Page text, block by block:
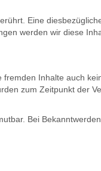
Eine
werden wir diese
Inhalte auch
zum Zeitpunkt der
Bei